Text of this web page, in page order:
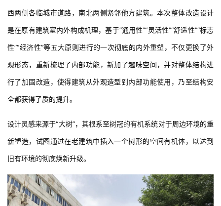
西两侧各临城市道路，南北两侧紧邻他方建筑。本次整体改造设计
是在原有建筑室内外构成机理，基于“通用性”“灵活性”“舒适性”“标志
性”“经济性”等五大原则进行的一次彻底的内外重塑，不仅更换了外
观形态，重新梳理了内部功能，新加了趣味空间，并对整体结构进
行了加固改造，使得建筑从外观造型到内部功能使用，乃至结构安
全都获得了质的提升。
设计灵感来源于“大树”，其根系至树冠的有机系统对于周边环境的重
新塑造，试图通过在老建筑中插入一个树形的空间有机体，以达到
旧有环境的彻底焕新升级。